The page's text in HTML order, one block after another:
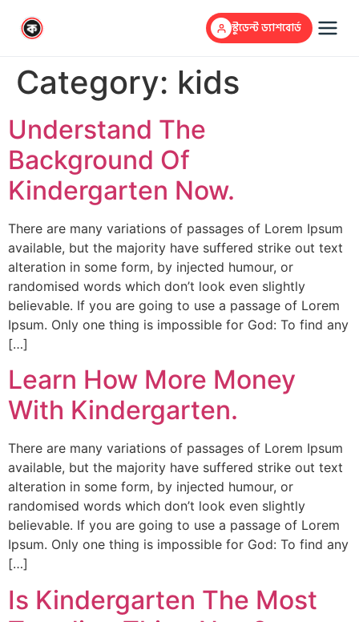
স্টুডেন্ট ড্যাশবোর্ড
Category: kids
Understand The
Background Of
Kindergarten Now.
There are many variations of passages of Lorem Ipsum
available, but the majority have suffered strike out text
alteration in some form, by injected humour, or
randomised words which don’t look even slightly
believable. If you are going to use a passage of Lorem
Ipsum. Only one thing is impossible for God: To find any
[…]
Learn How More Money
With Kindergarten.
There are many variations of passages of Lorem Ipsum
available, but the majority have suffered strike out text
alteration in some form, by injected humour, or
randomised words which don’t look even slightly
believable. If you are going to use a passage of Lorem
Ipsum. Only one thing is impossible for God: To find any
[…]
Is Kindergarten The Most